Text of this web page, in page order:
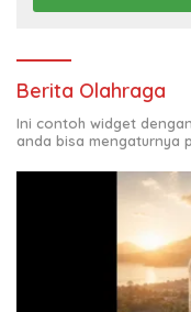
Berita Olahraga
Ini contoh widget
anda bisa mengaturnya